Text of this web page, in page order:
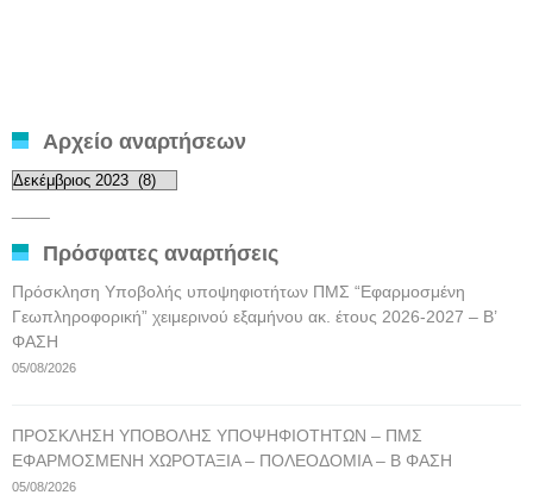
Αρχείο αναρτήσεων
Αρχείο
Πρόσφατες αναρτήσεις
Πρόσκληση Υποβολής υποψηφιοτήτων ΠΜΣ “Εφαρμοσμένη
Γεωπληροφορική” χειμερινού εξαμήνου ακ. έτους 2026-2027 – Β’
ΦΑΣΗ
05/08/2026
ΠΡΟΣΚΛΗΣΗ ΥΠΟΒΟΛΗΣ ΥΠΟΨΗΦΙΟΤΗΤΩΝ – ΠΜΣ
ΕΦΑΡΜΟΣΜΕΝΗ ΧΩΡΟΤΑΞΙΑ – ΠΟΛΕΟΔΟΜΙΑ – Β ΦΑΣΗ
05/08/2026